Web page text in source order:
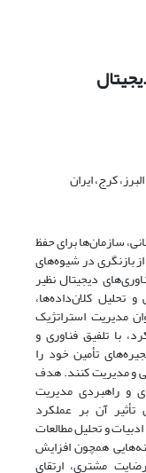
کرج، ایران
سازمان‌ها برای حفظ
از بازنگری در شیوه‌های
دیجیتال نظیر
تحلیل کلان‌داده‌ها،
مدیریت استراتژیک
با تلفیق فناوری و
تأمین خود را
و مدیریت کنند. هدف
و راهبردی مدیریت
تأثیر آن بر عملکرد
و تحلیل مطالعات
همچون افزایش
مشتری، ارتقای